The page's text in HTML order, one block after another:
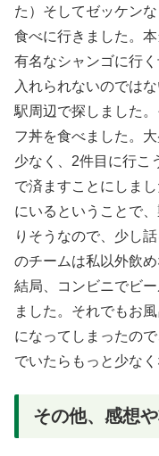
た）そしてゼッケン
食べに行きました。
有名なシャンゴに行
入れられないのでは
駅周辺で探しました
フ丼を食べました。
少なく、2件目に行こ
で済ますことにしま
にいるということで
りそうなので、少し
のチームは私以外飲め
結局、コンビニでビ
ました。それでもお
になってしまったの
でいたらもっと少なく
その他、感想